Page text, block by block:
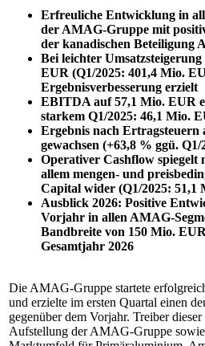
Erfreuliche Entwicklung in
der AMAG-Gruppe mit
der kanadischen Beteiligung
Bei leichter
EUR (Q1/2025: 401,4 Mio.
Ergebnisverbesserung erzielt
EBITDA auf 57,1 Mio. EUR
starkem Q1/2025: 46,1 Mio.
Ergebnis nach Ertragsteuern
gewachsen (+63,8 % ggü.
Operativer Cashflow
allem mengen- und
Capital wider (Q1/2025: 51,1
Ausblick 2026: Positive
Vorjahr in allen AMAG-
Bandbreite von 150 Mio.
Gesamtjahr 2026
Die AMAG-Gruppe startete
und erzielte im ersten Quartal einen
gegenüber dem Vorjahr. Treiber
Aufstellung der AMAG-Gruppe